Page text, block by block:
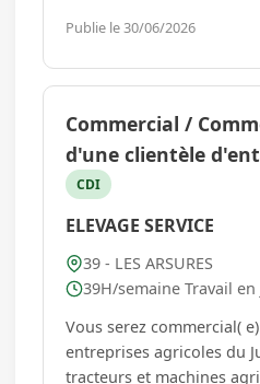
de fabrication d'objets
caisses en bois, objets
fournitures scolaires....
Publie le 30/06/2026
Commercial /
d'une clientèle
CDI
ELEVAGE SERVICE
39 - LES ARSURES
39H/semaine Travail
Vous serez commercial( e) auprès des
entreprises agricoles du
tracteurs et machines